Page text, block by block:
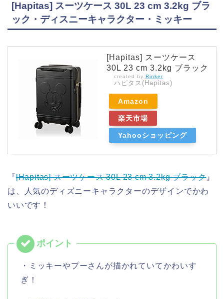
[Hapitas] スーツケース 30L 23 cm 3.2kg ブラ
ック・ディスニーキャラクター・ミッキー
[Hapitas] スーツケース
30L 23 cm 3.2kg ブラック
created by Rinker
ハピタス(Hapitas)
Amazon
楽天市場
Yahooショッピング
『[Hapitas] スーツケース 30L 23 cm 3.2kg ブラック』
は、人気のディズニーキャラクターのデザインでかわ
いいです！
・ミッキーやプーさんが描かれていてかわいす
ぎ！